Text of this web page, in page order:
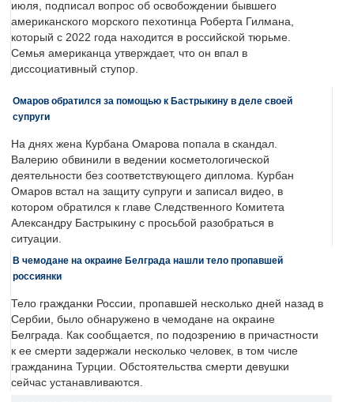
июля, подписал вопрос об освобождении бывшего
американского морского пехотинца Роберта Гилмана,
который с 2022 года находится в российской тюрьме.
Семья американца утверждает, что он впал в
диссоциативный ступор.
Омаров обратился за помощью к Бастрыкину в деле своей
супруги
На днях жена Курбана Омарова попала в скандал.
Валерию обвинили в ведении косметологической
деятельности без соответствующего диплома. Курбан
Омаров встал на защиту супруги и записал видео, в
котором обратился к главе Следственного Комитета
Александру Бастрыкину с просьбой разобраться в
ситуации.
В чемодане на окраине Белграда нашли тело пропавшей
россиянки
Тело гражданки России, пропавшей несколько дней назад в
Сербии, было обнаружено в чемодане на окраине
Белграда. Как сообщается, по подозрению в причастности
к ее смерти задержали несколько человек, в том числе
гражданина Турции. Обстоятельства смерти девушки
сейчас устанавливаются.